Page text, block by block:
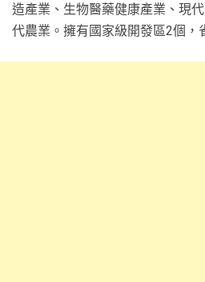
造產業、生物醫藥健康產業、現
代農業。擁有國家級開發區2個，